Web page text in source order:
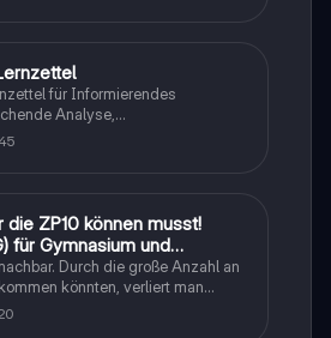
für Informierendes
Analyse,
die ZP10 können musst!
für Gymnasium und
Durch die große Anzahl an
könnten, verliert man
Also habe ich von den kleinsten
den größten alles